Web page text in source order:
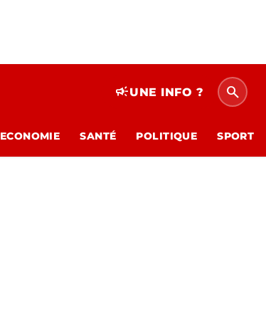
campaignUNE INFO ? search
ECONOMIE SANTÉ POLITIQUE SPORT